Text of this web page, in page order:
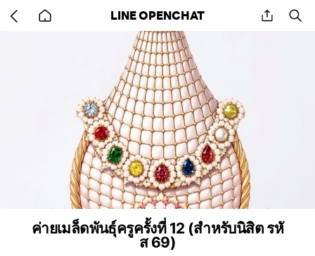
back LINE OPENCHAT share
ค่ายเมล็ดพันธุ์ครูครั้งที่ 12 (สำหรับนิสิต รหั
ส 69)